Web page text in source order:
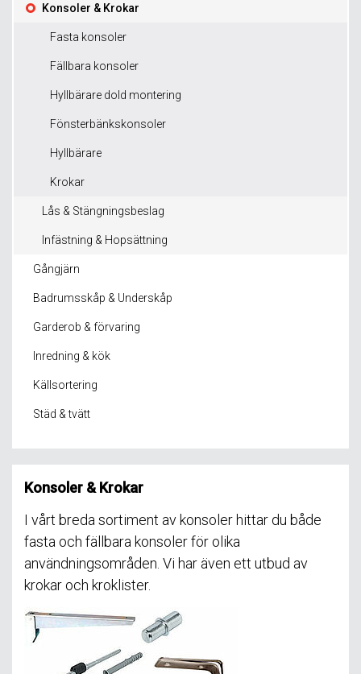
Konsoler & Krokar
Fasta konsoler
Fällbara konsoler
Hyllbärare dold montering
Fönsterbänkskonsoler
Hyllbärare
Krokar
Lås & Stängningsbeslag
Infästning & Hopsättning
Gångjärn
Badrumsskåp & Underskåp
Garderob & förvaring
Inredning & kök
Källsortering
Städ & tvätt
Konsoler & Krokar
I vårt breda sortiment av konsoler hittar du både
fasta och fällbara konsoler för olika
användningsområden. Vi har även ett utbud av
krokar och kroklister.